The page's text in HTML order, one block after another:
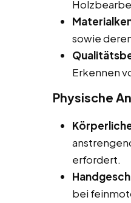
sowie
Erkennen
Physische
erfordert.
bei